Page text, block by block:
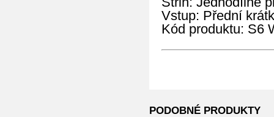
Vstup: Přední
Kód produktu: S6
PODOBNÉ PRODUKTY